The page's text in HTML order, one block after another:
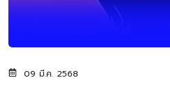
09 มี.ค. 2568